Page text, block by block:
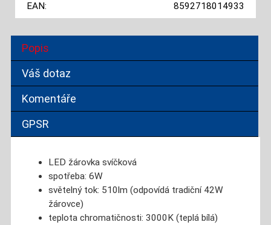
EAN:
8592718014933
Popis
Váš dotaz
Komentáře
GPSR
LED žárovka svíčková
spotřeba: 6W
světelný tok: 510lm (odpovídá tradiční 42W
žárovce)
teplota chromatičnosti: 3000K (teplá bílá)